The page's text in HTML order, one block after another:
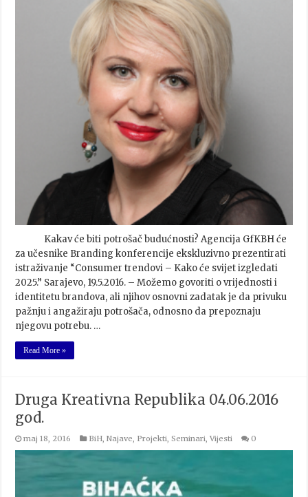
Kakav će biti potrošač budućnosti? Agencija GfKBH će
za učesnike Branding konferencije ekskluzivno prezentirati
istraživanje “Consumer trendovi – Kako će svijet izgledati
2025.” Sarajevo, 19.5.2016. – Možemo govoriti o vrijednosti i
identitetu brandova, ali njihov osnovni zadatak je da privuku
pažnju i angažiraju potrošača, odnosno da prepoznaju
njegovu potrebu. …
Read More »
Druga Kreativna Republika 04.06.2016
god.
maj 18, 2016 BiH,Najave, Projekti,Seminari,Vijesti 0